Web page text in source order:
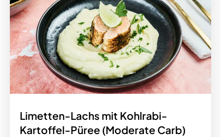
Limetten-Lachs mit Kohlrabi-
Kartoffel-Püree (Moderate Carb)